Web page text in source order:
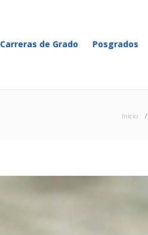
Carreras de Grado Posgrados
Inicio